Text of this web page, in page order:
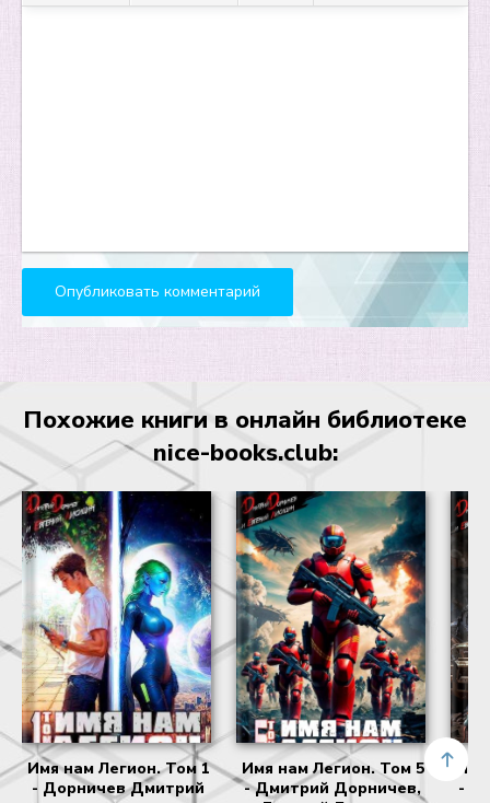
Похожие книги в онлайн библиотеке
nice-books.club:
Имя нам Легион. Том 1
- Дорничев Дмитрий
Имя нам Легион. Том 5
- Дмитрий Дорничев,
-